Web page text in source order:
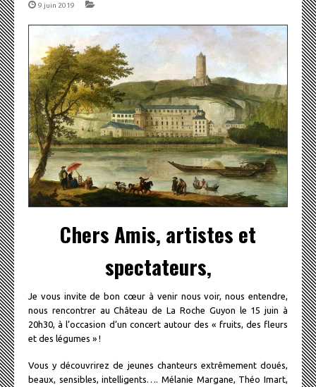
9 juin 2019
Chers Amis, artistes et
spectateurs,
Je vous invite de bon cœur à venir nous voir, nous entendre,
nous rencontrer au Château de La Roche Guyon le 15 juin à
20h30, à l’occasion d’un concert autour des « fruits, des fleurs
et des légumes » !
Vous y découvrirez de jeunes chanteurs extrêmement doués,
beaux, sensibles, intelligents…. Mélanie Margane, Théo Imart,